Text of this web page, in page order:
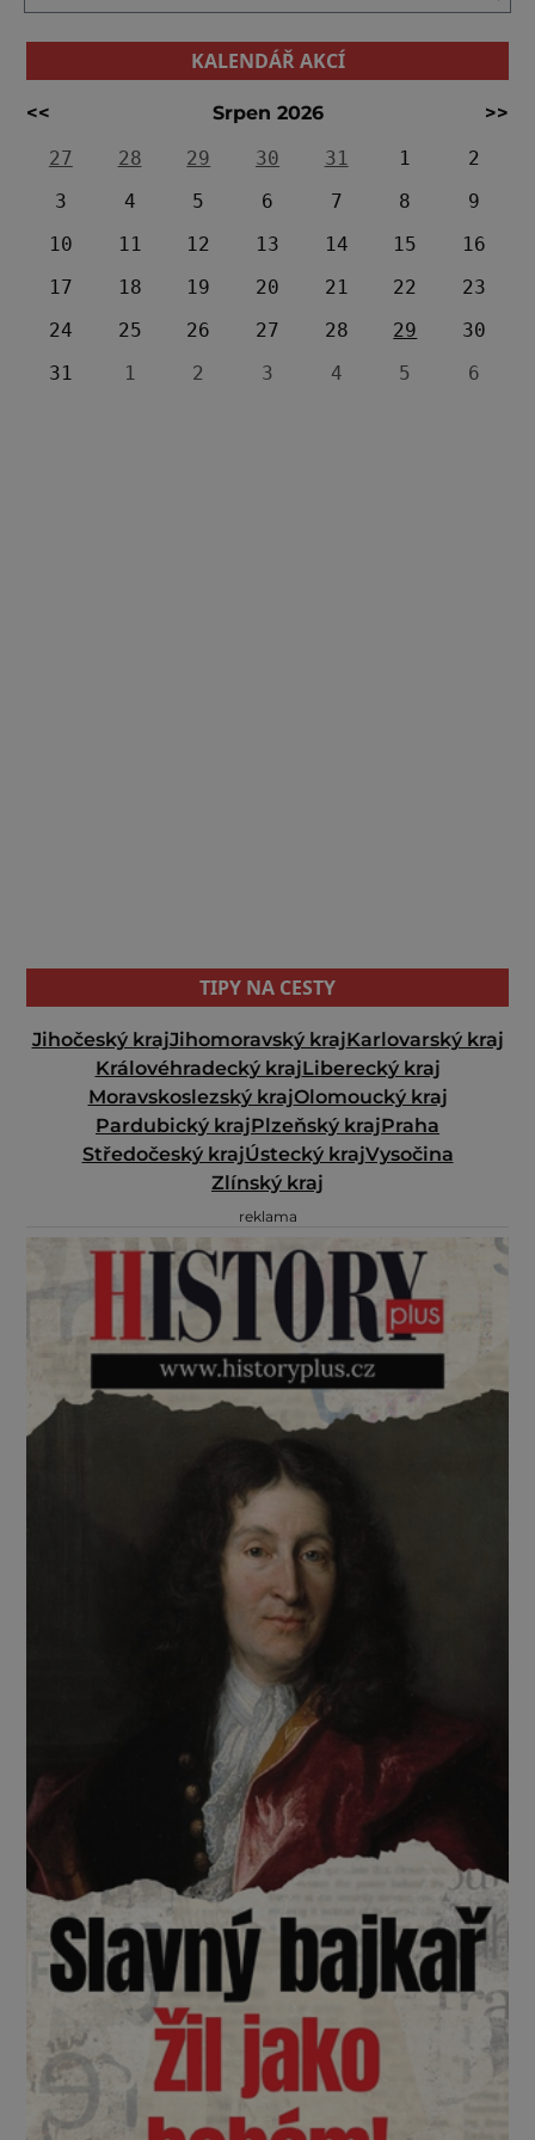
KALENDÁŘ AKCÍ
<< Srpen 2026
>>
27
28 29 30 31 1
2
3
4 5 6 7 8
9
10
11 12 13 14 15
16
17
18 19 20 21 22
23
24
25 26 27 28 29
30
31
1 2 3 4 5 6
TIPY NA CESTY
Jihočeský krajJihomoravský krajKarlovarský kraj
Královéhradecký krajLiberecký kraj
Moravskoslezský krajOlomoucký kraj
Pardubický krajPlzeňský krajPraha
Středočeský krajÚstecký krajVysočina
Zlínský kraj
reklama